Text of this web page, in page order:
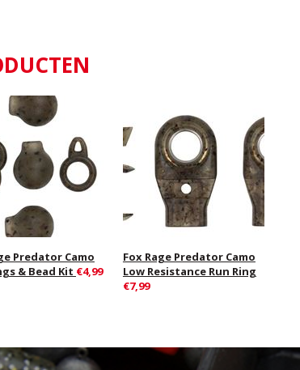
Predator Camo
& Bead Kit €4,99
Fox Rage Predator Camo
Low Resistance Run Ring
€7,99